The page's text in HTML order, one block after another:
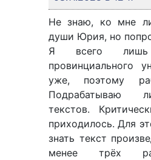
Не знаю, ко мне
души Юрия, но
Я всего лишь
провинциального
уже, поэтому
Подрабатываю
текстов.
приходилось. Для
знать текст
менее трёх